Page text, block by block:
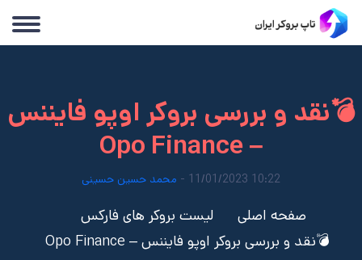
و بررسی بروکر اوپو فایننس
– Opo Finance
10:22 11/01/2023 - محمد حسین حسینی
صفحه اصلی
لیست بروکر های فارکس
💣نقد و بررسی بروکر اوپو فایننس – Opo Finance